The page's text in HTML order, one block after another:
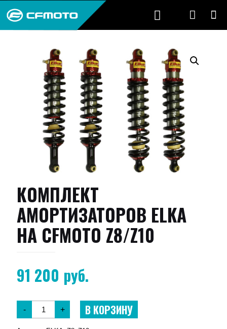
КОМПЛЕКТ
АМОРТИЗАТОРОВ ELKA
НА CFMOTO Z8/Z10
91 200 руб.
- + В КОРЗИНУ